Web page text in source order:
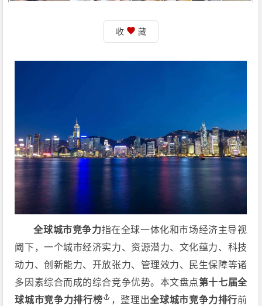
收 藏
全球城市竞争力指在全球一体化和市场经济主导视
阈下，一个城市经济实力、资源潜力、文化蕴力、科技
动力、创新能力、开放张力、管理效力、民生保障等诸
多因素综合而成的综合竞争优势。本文盘点第十七届全
球城市竞争力排行榜
，整理出全球城市竞争力排行前